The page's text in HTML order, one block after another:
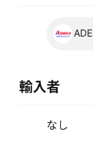
輸入者
なし